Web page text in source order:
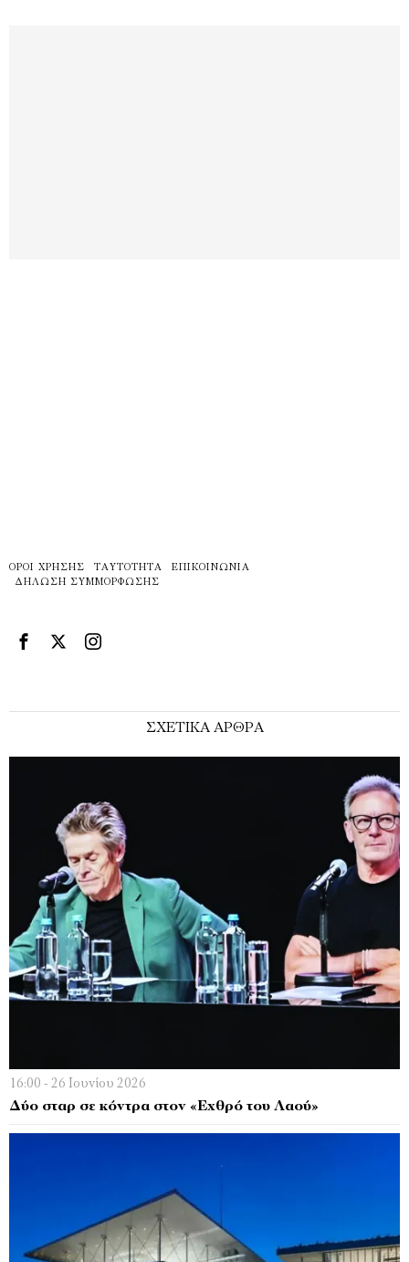
ΌΡΟΙ ΧΡΉΣΗΣ ΤΑΥΤΌΤΗΤΑ
ΕΠΙΚΟΙΝΩΝΊΑ
ΔΉΛΩΣΗ ΣΥΜΜΌΡΦΩΣΗΣ
ΣΧΕΤΙΚΑ ΑΡΘΡΑ
16:00 - 26 Ιουνίου 2026
Δύο σταρ σε κόντρα στον «Εχθρό του Λαού»